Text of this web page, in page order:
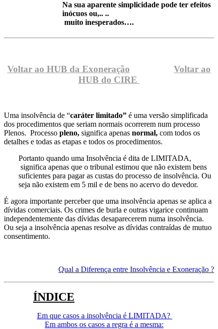
Na sua aparente simplicidade pode ter efeitos
inócuos ou,.. ..
muito inesperados….
Voltar ao HUB da Exoneração
Voltar ao
HUB do CIRE
Uma insolvência de “caráter limitado” é uma versão simplificada
dos procedimentos que seriam normais ocorrerem num processo
Plenos. Processo pleno, significa apenas normal, com todos os
detalhes e todas as etapas e todos os procedimentos.
Portanto quando uma Insolvência é dita de LIMITADA,
significa apenas que o tribunal estimou que não existem bens
suficientes para pagar as custas do processo de insolvência. Ou
seja não existem em 5 mil e de bens no acervo do devedor.
É agora importante perceber que uma insolvência apenas se aplica a
dívidas comerciais. Os crimes de burla e outras vigarice continuam
independentemente das dívidas desaparecerem numa insolvência.
Ou seja a insolvência apenas resolve as dívidas contraídas de mutuo
consentimento.
Qual a Diferença entre Insolvência e Exoneração ?
ÍNDICE
Em que casos a insolvência é LIMITADA?
Em ambos os casos a regra é a mesma: